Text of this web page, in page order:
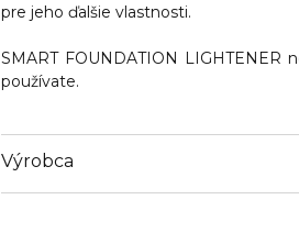
pre jeho ďalšie vlastnosti.
SMART FOUNDATION LIGHTENER
používate.
Výrobca